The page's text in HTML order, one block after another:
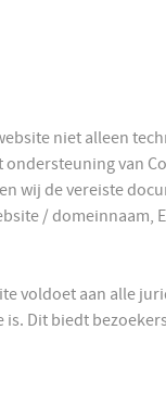
niet alleen
van
wij de vereiste
/ domeinnaam,
voldoet aan alle
Dit biedt